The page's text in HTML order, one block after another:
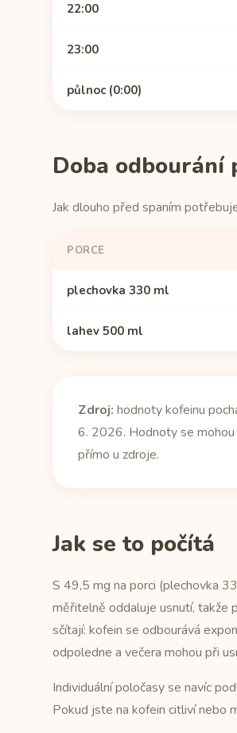
22:00
23:00
půlnoc (0:00)
Doba odbourání
Jak dlouho před spaním
PORCE
plechovka 330 ml
lahev 500 ml
Zdroj: hodnoty kofeinu
6. 2026. Hodnoty se
přímo u zdroje.
Jak se to počítá
S 49,5 mg na porci (plechovka
měřitelně oddaluje usnutí, takže
sčítají: kofein se odbourává
odpoledne a večera mohou při
Individuální poločasy se navíc
Pokud jste na kofein citliví nebo